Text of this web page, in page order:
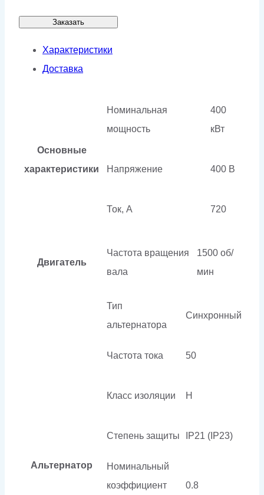
Заказать
Характеристики
Доставка
Основные
характеристики
Номинальная
мощность
400
кВт
Напряжение 400 В
Ток, А 720
Двигатель
Частота вращения
вала
1500 об/
мин
Альтернатор
Тип
альтернатора
Синхронный
Частота тока 50
Класс изоляции H
Степень защиты IP21 (IP23)
Номинальный
коэффициент
0.8